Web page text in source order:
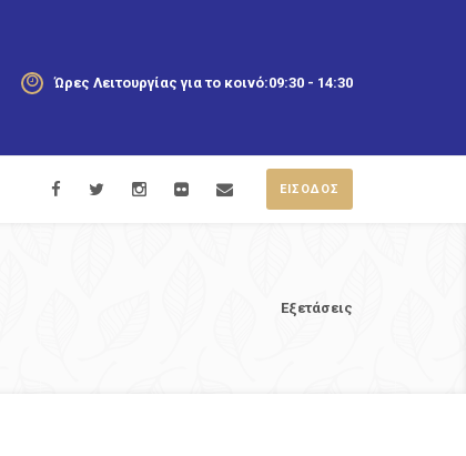
Ώρες Λειτουργίας για το κοινό:09:30 - 14:30
ΕΙΣΟΔΟΣ
Εξετάσεις